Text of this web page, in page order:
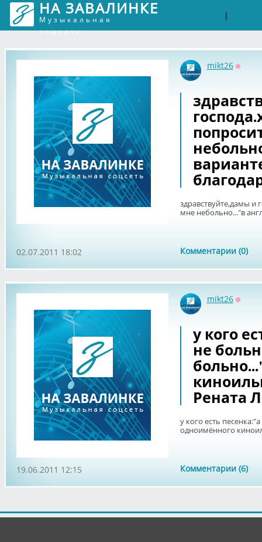
НА ЗАВАЛИНКЕ
Музыкальная
соцсеть
|
mikt26
здравствуйте,дамы и
мне небольно..."в
Комментарии (0)
02.07.2011 18:02
mikt26
у кого
не
Рената
у кого есть
одноимённого
Комментарии (6)
19.06.2011 12:15